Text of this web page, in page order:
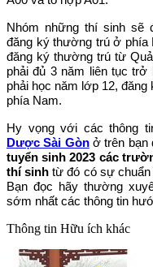
Nhóm những thí sinh sẽ
đăng ký thường trú ở phía
đăng ký thường trú từ
phải đủ 3 năm liên tục
phải học năm lớp 12,
phía Nam.
Hy vọng với các thông
Dược Sài Gònở trên bạn
tuyển sinh 2023 các
thí sinh từ đó có sự chuẩn
Bạn đọc hãy thường
sớm nhất các thông tin
Thông tin Hữu ích khác